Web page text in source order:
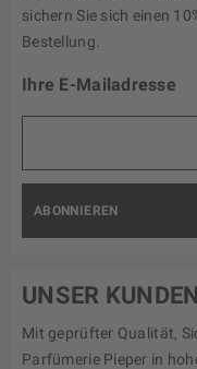
sichern Sie sich einen
Bestellung.
Ihre E-Mailadresse
ABONNIEREN
UNSER
Mit geprüfter Qualität,
Parfümerie Pieper in